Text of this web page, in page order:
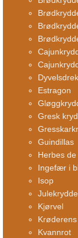
Dyvelsdrek
Estragon
Gresk
Guindillas
Herbes
Ingefær i
Isop
Kjørvel
Kvannrot